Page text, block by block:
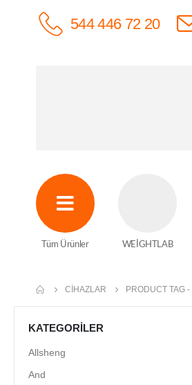
544 446 72 20
Tüm Ürünler WEİGHTLAB
CIHAZLAR PRODUCT TAG -
KATEGORILER
Allsheng
And